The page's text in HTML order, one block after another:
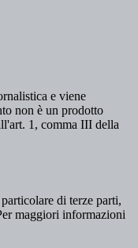
e viene
non è un prodotto
1, comma III della
di terze parti,
maggiori informazioni